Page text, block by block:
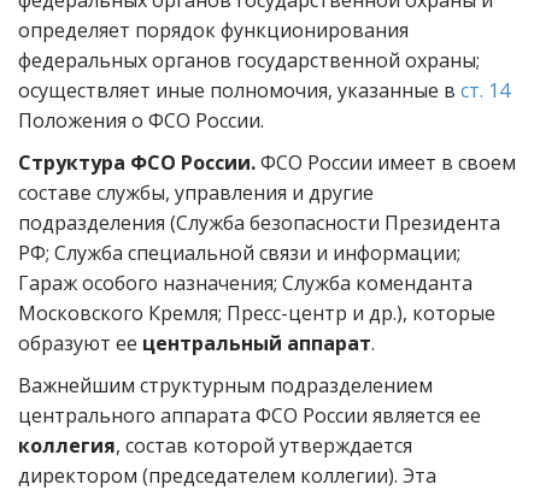
определяет порядок функционирования
федеральных органов государственной охраны;
осуществляет иные полномочия, указанные в ст. 14
Положения о ФСО России.
Структура ФСО России.ФСО России имеет в своем
составе службы, управления и другие
подразделения (Служба безопасности Президента
РФ; Служба специальной связи и информации;
Гараж особого назначения; Служба коменданта
Московского Кремля; Пресс-центр и др.), которые
образуют ее центральный аппарат.
Важнейшим структурным подразделением
центрального аппарата ФСО России является ее
коллегия, состав которой утверждается
директором (председателем коллегии). Эта